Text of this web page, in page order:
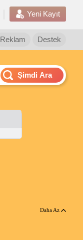
Yeni Kayıt
Destek
Reklam
Şimdi Ara
Daha Az